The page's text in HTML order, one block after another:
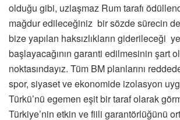
olduğu gibi, uzlaşmaz Rum tarafı
mağdur edileceğiniz bir sözde sürecin
bize yapılan haksızlıkların giderileceği
başlayacağının garanti edilmesinin şart
noktasındayız. Tüm BM planlarını
spor, siyaset ve ekonomide izolasyon
Türkü’nü egemen eşit bir taraf olarak
Türkiye’nin etkin ve fiili garantörlüğünü